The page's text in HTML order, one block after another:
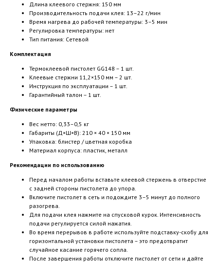
Длина клеевого стержня: 150 мм
Производительность подачи клея: 13–22 г/мин
Время нагрева до рабочей температуры: 3–5 мин
Регулировка температуры: нет
Тип питания: Сетевой
Комплектация
Термоклеевой пистолет GG148 – 1 шт.
Клеевые стержни 11,2×150 мм – 2 шт.
Инструкция по эксплуатации – 1 шт.
Гарантийный талон – 1 шт.
Физические параметры
Вес нетто: 0,33–0,5 кг
Габариты (Д×Ш×В): 210 × 40 × 150 мм
Упаковка: блистер / цветная коробка
Материал корпуса: пластик, металл
Рекомендации по использованию
Перед началом работы вставьте клеевой стержень в отверстие
с задней стороны пистолета до упора.
Включите пистолет в сеть и подождите 3–5 минут до полного
разогрева.
Для подачи клея нажмите на спусковой курок. Интенсивность
подачи регулируется силой нажатия.
Во время перерывов в работе используйте подставку-скобу для
горизонтальной установки пистолета – это предотвратит
случайное касание горячего сопла.
После завершения работы отключите пистолет от сети и дайте